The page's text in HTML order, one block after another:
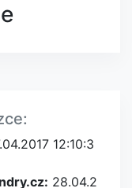
12:10:3
28.04.2